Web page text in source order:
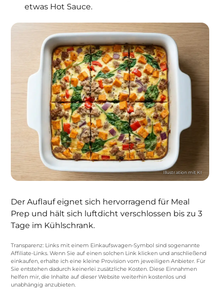
etwas Hot Sauce.
Der Auflauf eignet sich hervorragend für Meal
Prep und hält sich luftdicht verschlossen bis zu 3
Tage im Kühlschrank.
Transparenz: Links mit einem Einkaufswagen-Symbol sind sogenannte
Affiliate-Links. Wenn Sie auf einen solchen Link klicken und anschließend
einkaufen, erhalte ich eine kleine Provision vom jeweiligen Anbieter. Für
Sie entstehen dadurch keinerlei zusätzliche Kosten. Diese Einnahmen
helfen mir, die Inhalte auf dieser Website weiterhin kostenlos und
unabhängig anzubieten.